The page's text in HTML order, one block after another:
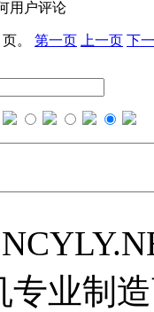
用户评论
。 第一页 上一页 下
专业制